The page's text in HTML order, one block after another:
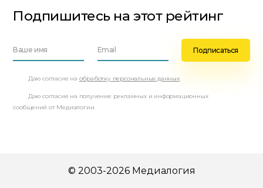
Подпишитесь на этот рейтинг
Даю согласие на обработку персональных данных.
Даю согласие на получение рекламных и информационных
сообщений от Медиалогии.
© 2003-2026 Медиалогия